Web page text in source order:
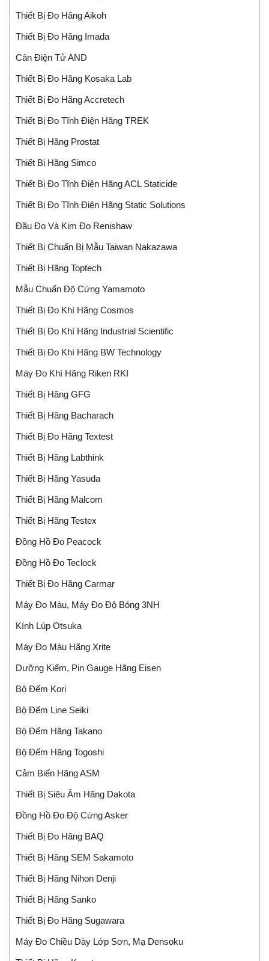
Thiết Bị Đo Hãng Aikoh
Thiết Bị Đo Hãng Imada
Cân Điện Tử AND
Thiết Bị Đo Hãng Kosaka Lab
Thiết Bị Đo Hãng Accretech
Thiết Bị Đo Tĩnh Điện Hãng TREK
Thiết Bị Hãng Prostat
Thiết Bị Hãng Simco
Thiết Bị Đo Tĩnh Điện Hãng ACL Staticide
Thiết Bị Đo Tĩnh Điện Hãng Static Solutions
Đầu Đo Và Kim Đo Renishaw
Thiết Bị Chuẩn Bị Mẫu Taiwan Nakazawa
Thiết Bị Hãng Toptech
Mẫu Chuẩn Độ Cứng Yamamoto
Thiết Bị Đo Khí Hãng Cosmos
Thiết Bị Đo Khí Hãng Industrial Scientific
Thiết Bị Đo Khí Hãng BW Technology
Máy Đo Khí Hãng Riken RKI
Thiết Bị Hãng GFG
Thiết Bị Hãng Bacharach
Thiết Bị Đo Hãng Textest
Thiết Bị Hãng Labthink
Thiết Bị Hãng Yasuda
Thiết Bị Hãng Malcom
Thiết Bị Hãng Testex
Đồng Hồ Đo Peacock
Đồng Hồ Đo Teclock
Thiết Bị Đo Hãng Carmar
Máy Đo Màu, Máy Đo Độ Bóng 3NH
Kính Lúp Otsuka
Máy Đo Màu Hãng Xrite
Dưỡng Kiểm, Pin Gauge Hãng Eisen
Bộ Đếm Kori
Bộ Đếm Line Seiki
Bộ Đếm Hãng Takano
Bộ Đếm Hãng Togoshi
Cảm Biến Hãng ASM
Thiết Bị Siêu Âm Hãng Dakota
Đồng Hồ Đo Độ Cứng Asker
Thiết Bị Đo Hãng BAQ
Thiết Bị Hãng SEM Sakamoto
Thiết Bị Hãng Nihon Denji
Thiết Bị Hãng Sanko
Thiết Bị Đo Hãng Sugawara
Máy Đo Chiều Dày Lớp Sơn, Mạ Densoku